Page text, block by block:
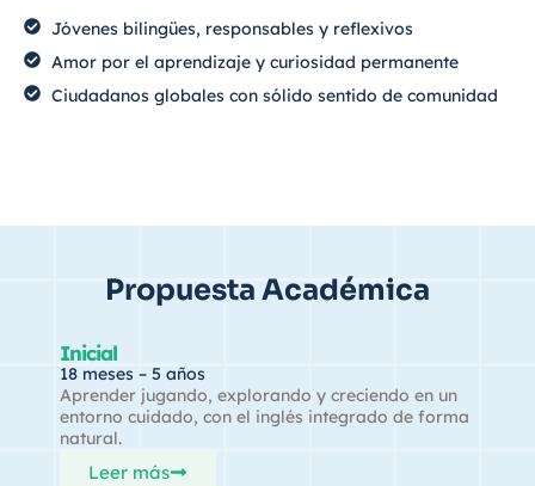
Jóvenes bilingües, responsables y reflexivos
Amor por el aprendizaje y curiosidad permanente
Ciudadanos globales con sólido sentido de comunidad
Propuesta Académica
Inicial
18 meses – 5 años
Aprender jugando, explorando y creciendo en un
entorno cuidado, con el inglés integrado de forma
natural.
Leer más